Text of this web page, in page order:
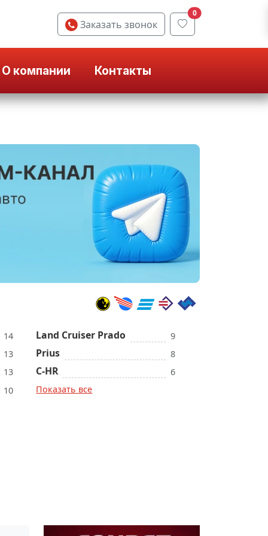
Заказать звонок
0
О компании Контакты
14
13
13
10
Land Cruiser Prado 9
Prius 8
C-HR
6
Показать все